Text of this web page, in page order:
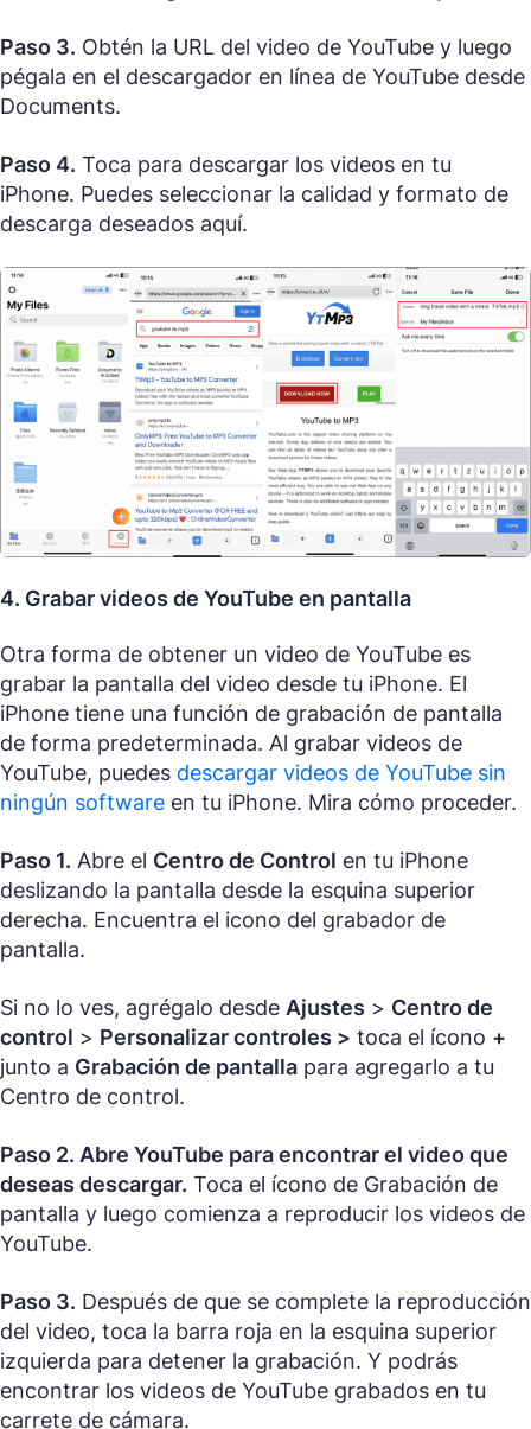
Paso 3. Obtén la URL del video de YouTube y luego
pégala en el descargador en línea de YouTube desde
Documents.
Paso 4. Toca para descargar los videos en tu
iPhone. Puedes seleccionar la calidad y formato de
descarga deseados aquí.
4. Grabar videos de YouTube en pantalla
Otra forma de obtener un video de YouTube es
grabar la pantalla del video desde tu iPhone. El
iPhone tiene una función de grabación de pantalla
de forma predeterminada. Al grabar videos de
YouTube, puedes descargar videos de YouTube sin
ningún software en tu iPhone. Mira cómo proceder.
Paso 1. Abre el Centro de Control en tu iPhone
deslizando la pantalla desde la esquina superior
derecha. Encuentra el icono del grabador de
pantalla.
Si no lo ves, agrégalo desde Ajustes > Centro de
control > Personalizar controles > toca el ícono +
junto a Grabación de pantalla para agregarlo a tu
Centro de control.
Paso 2. Abre YouTube para encontrar el video que
deseas descargar. Toca el ícono de Grabación de
pantalla y luego comienza a reproducir los videos de
YouTube.
Paso 3. Después de que se complete la reproducción
del video, toca la barra roja en la esquina superior
izquierda para detener la grabación. Y podrás
encontrar los videos de YouTube grabados en tu
carrete de cámara.